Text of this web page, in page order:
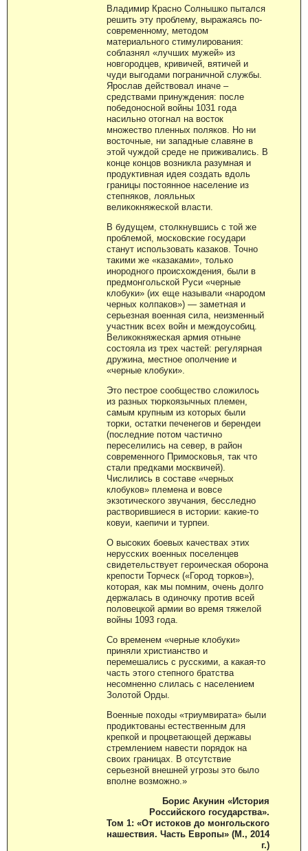
Владимир Красно Солнышко пытался
решить эту проблему, выражаясь по-
современному, методом
материального стимулирования:
соблазнял «лучших мужей» из
новгородцев, кривичей, вятичей и
чуди выгодами пограничной службы.
Ярослав действовал иначе –
средствами принуждения: после
победоносной войны 1031 года
насильно отогнал на восток
множество пленных поляков. Но ни
восточные, ни западные славяне в
этой чуждой среде не приживались. В
конце концов возникла разумная и
продуктивная идея создать вдоль
границы постоянное население из
степняков, лояльных
великокняжеской власти.
В будущем, столкнувшись с той же
проблемой, московские государи
станут использовать казаков. Точно
такими же «казаками», только
инородного происхождения, были в
предмонгольской Руси «черные
клобуки» (их еще называли «народом
черных колпаков») — заметная и
серьезная военная сила, неизменный
участник всех войн и междоусобиц.
Великокняжеская армия отныне
состояла из трех частей: регулярная
дружина, местное ополчение и
«черные клобуки».
Это пестрое сообщество сложилось
из разных тюркоязычных племен,
самым крупным из которых были
торки, остатки печенегов и берендеи
(последние потом частично
переселились на север, в район
современного Примосковья, так что
стали предками москвичей).
Числились в составе «черных
клобуков» племена и вовсе
экзотического звучания, бесследно
растворившиеся в истории: какие-то
ковуи, каепичи и турпеи.
О высоких боевых качествах этих
нерусских военных поселенцев
свидетельствует героическая оборона
крепости Торческ («Город торков»),
которая, как мы помним, очень долго
держалась в одиночку против всей
половецкой армии во время тяжелой
войны 1093 года.
Со временем «черные клобуки»
приняли христианство и
перемешались с русскими, а какая-то
часть этого степного братства
несомненно слилась с населением
Золотой Орды.
Военные походы «триумвирата» были
продиктованы естественным для
крепкой и процветающей державы
стремлением навести порядок на
своих границах. В отсутствие
серьезной внешней угрозы это было
вполне возможно.»
Борис Акунин «История
Российского государства».
Том 1: «От истоков до монгольского
нашествия. Часть Европы» (М., 2014
г.)